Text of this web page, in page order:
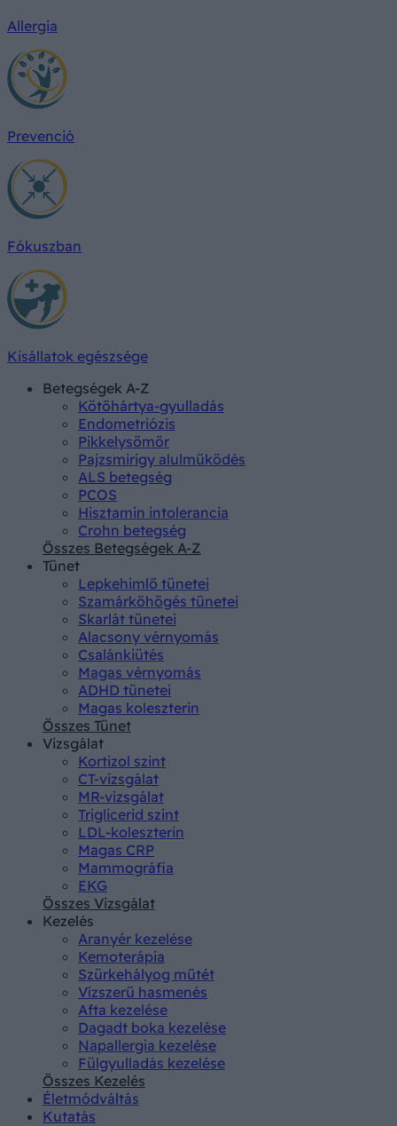
Allergia
Prevenció
Fókuszban
Kisállatok egészsége
Betegségek A-Z
Kötőhártya-gyulladás
Endometriózis
Pikkelysömör
Pajzsmirigy alulműködés
ALS betegség
PCOS
Hisztamin intolerancia
Crohn betegség
Összes Betegségek A-Z
Tünet
Lepkehimlő tünetei
Szamárköhögés tünetei
Skarlát tünetei
Alacsony vérnyomás
Csalánkiütés
Magas vérnyomás
ADHD tünetei
Magas koleszterin
Összes Tünet
Vizsgálat
Kortizol szint
CT-vizsgálat
MR-vizsgálat
Triglicerid szint
LDL-koleszterin
Magas CRP
Mammográfia
EKG
Összes Vizsgálat
Kezelés
Aranyér kezelése
Kemoterápia
Szürkehályog műtét
Vízszerű hasmenés
Afta kezelése
Dagadt boka kezelése
Napallergia kezelése
Fülgyulladás kezelése
Összes Kezelés
Életmódváltás
Kutatás